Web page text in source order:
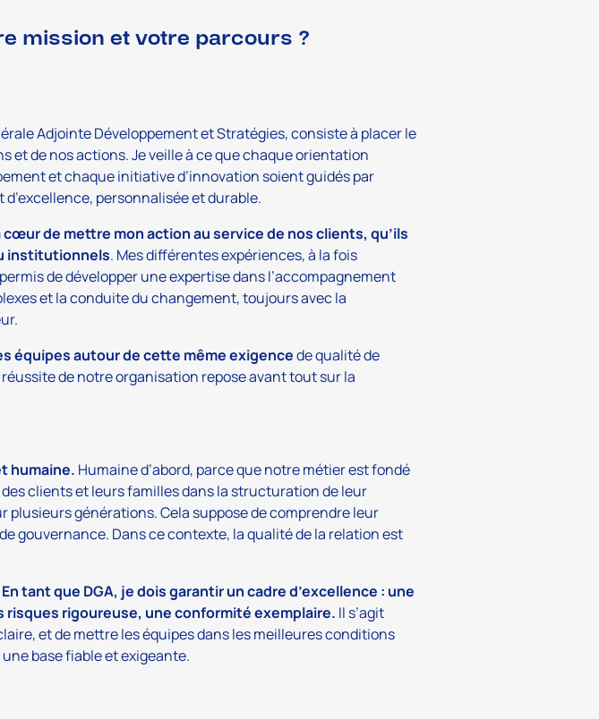
mission et votre parcours ?
Adjointe Développement et Stratégies, consiste à placer le
et de nos actions. Je veille à ce que chaque orientation
et chaque initiative d’innovation soient guidés par
personnalisée et durable.
cœur de mettre mon action au service de nos clients, qu’ils
institutionnels. Mes différentes expériences, à la fois
de développer une expertise dans l’accompagnement
et la conduite du changement, toujours avec la
équipes autour de cette même exigencede qualité de
de notre organisation repose avant tout sur la
humaine. Humaine d’abord, parce que notre métier est fondé
clients et leurs familles dans la structuration de leur
plusieurs générations. Cela suppose de comprendre leur
gouvernance. Dans ce contexte, la qualité de la relation est
En tant que DGA, je dois garantir un cadre d’excellence : une
rigoureuse, une conformité exemplaire. Il s’agit
et de mettre les équipes dans les meilleures conditions
base fiable et exigeante.